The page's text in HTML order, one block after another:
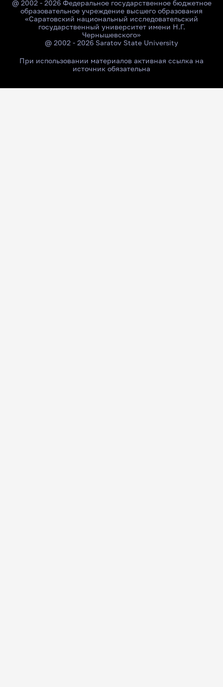
@ 2002 - 2026 Федеральное государственное бюджетное
образовательное учреждение высшего образования
«Саратовский национальный исследовательский
государственный университет имени Н.Г.
Чернышевского»
@ 2002 - 2026 Saratov State University
При использовании материалов активная ссылка на
источник обязательна